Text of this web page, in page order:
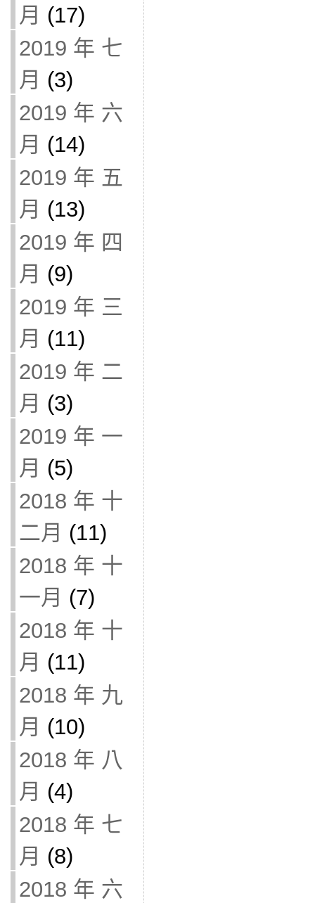
月 (17)
2019 年 七
月 (3)
2019 年 六
月 (14)
2019 年 五
月 (13)
2019 年 四
月 (9)
2019 年 三
月 (11)
2019 年 二
月 (3)
2019 年 一
月 (5)
2018 年 十
二月 (11)
2018 年 十
一月 (7)
2018 年 十
月 (11)
2018 年 九
月 (10)
2018 年 八
月 (4)
2018 年 七
月 (8)
2018 年 六